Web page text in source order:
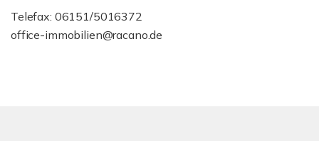
Telefax: 06151/5016372
office-immobilien@racano.de